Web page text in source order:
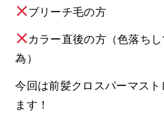
ブリーチ毛の方
カラー直後の方（色落ち
為）
今回は前髪クロスパーマス
ます！